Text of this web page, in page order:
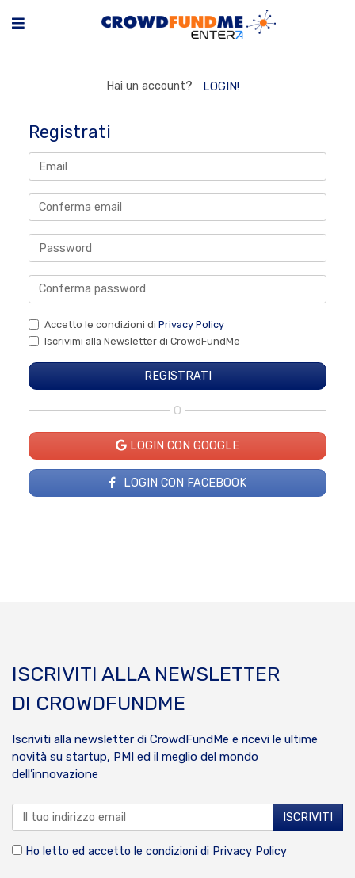
Hai un account? LOGIN!
Registrati
Accetto le condizioni di Privacy Policy
Iscrivimi alla Newsletter di CrowdFundMe
O
LOGIN CON GOOGLE
LOGIN CON FACEBOOK
ISCRIVITI ALLA NEWSLETTER
DI CROWDFUNDME
Iscriviti alla newsletter di CrowdFundMe e ricevi le ultime
novità su startup, PMI ed il meglio del mondo
dell’innovazione
Ho letto ed accetto le condizioni di Privacy Policy